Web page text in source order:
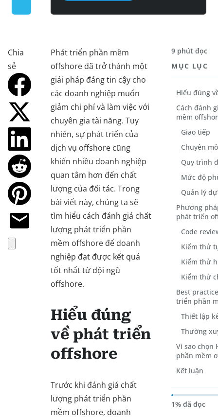
Chia
sẻ
Phát triển phần mềm
offshore đã trở thành một
giải pháp đáng tin cậy cho
các doanh nghiệp muốn
giảm chi phí và làm việc với
chuyên gia tài năng. Tuy
nhiên, sự phát triển của
dịch vụ offshore cũng
khiến nhiều doanh nghiệp
quan tâm hơn đến chất
lượng của đối tác. Trong
bài viết này, chúng ta sẽ
tìm hiểu cách đánh giá chất
lượng phát triển phần
mềm offshore để doanh
nghiệp đạt được kết quả
tốt nhất từ đội ngũ
offshore.
Hiểu đúng
về phát triển
offshore
Trước khi đánh giá chất
lượng phát triển phần
mềm offshore, doanh
9 phút đọc
MỤC LỤC
Hiểu đúng
Cách đánh
mềm
Giao tiếp
Chuyên
Quy trình
Mức độ
Quản lý
Phương
phát triển
Code
Kiểm thử
Kiểm thử
Kiểm thử
Best
triển phần
Thiết lập
Thường
Vì sao chọn
phần mềm
Kết luận
1% đã đọc